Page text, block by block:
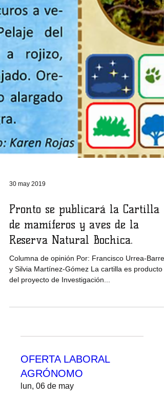
30 may 2019
Pronto se publicará la Cartilla
de mamíferos y aves de la
Reserva Natural Bochica.
Columna de opinión Por: Francisco Urrea-Barreto
OFERTA LABORAL
AGRÓNOMO